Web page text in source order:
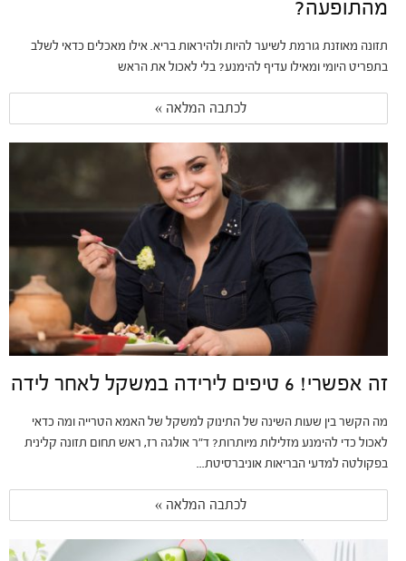
מהתופעה?
תזונה מאוזנת גורמת לשיער להיות ולהיראות בריא. אילו מאכלים כדאי לשלב
בתפריט היומי ומאילו עדיף להימנע? בלי לאכול את הראש
לכתבה המלאה »
זה אפשרי! 6 טיפים לירידה במשקל לאחר לידה
מה הקשר בין שעות השינה של התינוק למשקל של האמא הטרייה ומה כדאי
לאכול כדי להימנע מזלילות מיותרות? ד"ר אולגה רז, ראש תחום תזונה קלינית
בפקולטה למדעי הבריאות אוניברסיטת...
לכתבה המלאה »